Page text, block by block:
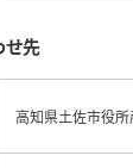
せ先
高知県土佐市役